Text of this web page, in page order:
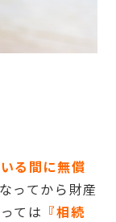
る間に無償
ってから財産
ては 『相続